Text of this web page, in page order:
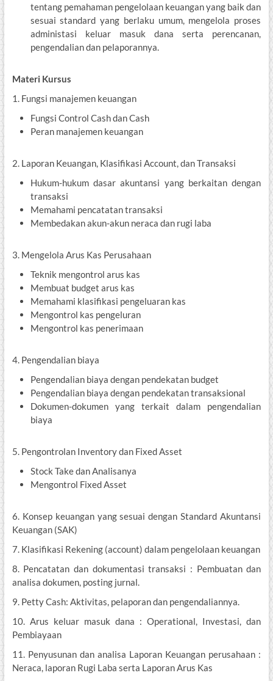
tentang pemahaman pengelolaan keuangan yang baik dan
sesuai standard yang berlaku umum, mengelola proses
administasi keluar masuk dana serta perencanan,
pengendalian dan pelaporannya.
Materi Kursus
1. Fungsi manajemen keuangan
Fungsi Control Cash dan Cash
Peran manajemen keuangan
2. Laporan Keuangan, Klasifikasi Account, dan Transaksi
Hukum-hukum dasar akuntansi yang berkaitan dengan
transaksi
Memahami pencatatan transaksi
Membedakan akun-akun neraca dan rugi laba
3. Mengelola Arus Kas Perusahaan
Teknik mengontrol arus kas
Membuat budget arus kas
Memahami klasifikasi pengeluaran kas
Mengontrol kas pengeluran
Mengontrol kas penerimaan
4. Pengendalian biaya
Pengendalian biaya dengan pendekatan budget
Pengendalian biaya dengan pendekatan transaksional
Dokumen-dokumen yang terkait dalam pengendalian
biaya
5. Pengontrolan Inventory dan Fixed Asset
Stock Take dan Analisanya
Mengontrol Fixed Asset
6. Konsep keuangan yang sesuai dengan Standard Akuntansi
Keuangan (SAK)
7. Klasifikasi Rekening (account) dalam pengelolaan keuangan
8. Pencatatan dan dokumentasi transaksi : Pembuatan dan
analisa dokumen, posting jurnal.
9. Petty Cash: Aktivitas, pelaporan dan pengendaliannya.
10. Arus keluar masuk dana : Operational, Investasi, dan
Pembiayaan
11. Penyusunan dan analisa Laporan Keuangan perusahaan :
Neraca, laporan Rugi Laba serta Laporan Arus Kas